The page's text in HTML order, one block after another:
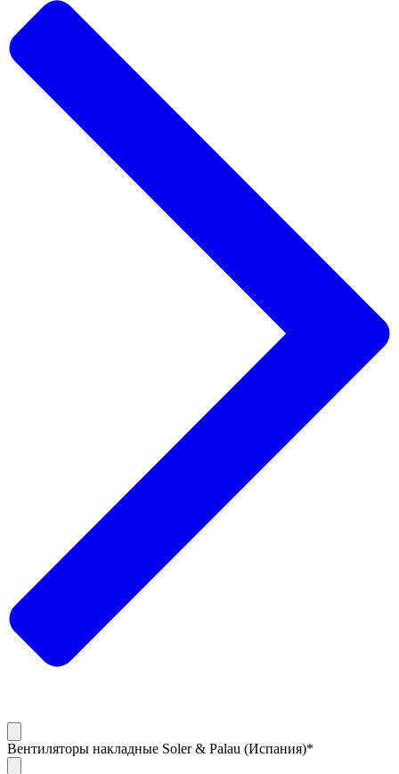
Вентиляторы накладные Soler & Palau (Испания)*